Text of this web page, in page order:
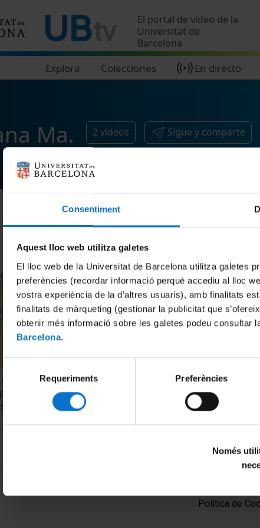
Consentiment
Aquest lloc web utilitza galetes
El lloc web de la Universitat de Barcelona utilitza galetes
preferències (recordar informació perquè accediu al lloc
vostra experiència de la d’altres usuaris), amb finalitats
finalitats de màrqueting (gestionar la publicitat que
obtenir més informació sobre les galetes podeu consultar
Barcelona.
de
consentiment
Requeriments Preferències
Només
El portal de vídeo de la
Universitat de
Barcelona
Explora Colecciones En directo
Ma. 2 vídeos Sigue y comparte
estudiants
a repensar
Informació i autoria al Web 2.0:
implicacions per a l'ensenyament
superior
Política de